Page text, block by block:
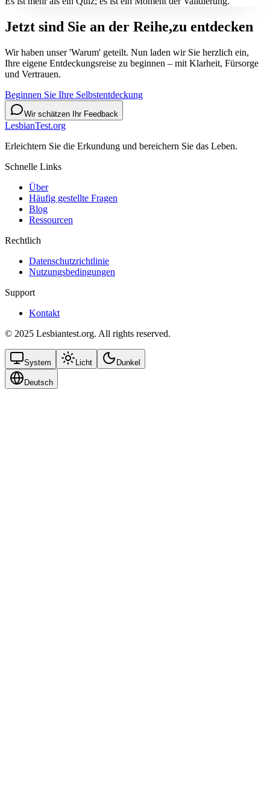
Jetzt sind Sie an der Reihe,zu entdecken
Wir haben unser 'Warum' geteilt. Nun laden wir Sie herzlich ein,
Ihre eigene Entdeckungsreise zu beginnen – mit Klarheit, Fürsorge
und Vertrauen.
Beginnen Sie Ihre Selbstentdeckung
Wir schätzen Ihr Feedback
LesbianTest.org
Erleichtern Sie die Erkundung und bereichern Sie das Leben.
Schnelle Links
Über
Häufig gestellte Fragen
Blog
Ressourcen
Rechtlich
Datenschutzrichtlinie
Nutzungsbedingungen
Support
Kontakt
© 2025 Lesbiantest.org. All rights reserved.
System Licht Dunkel
Deutsch